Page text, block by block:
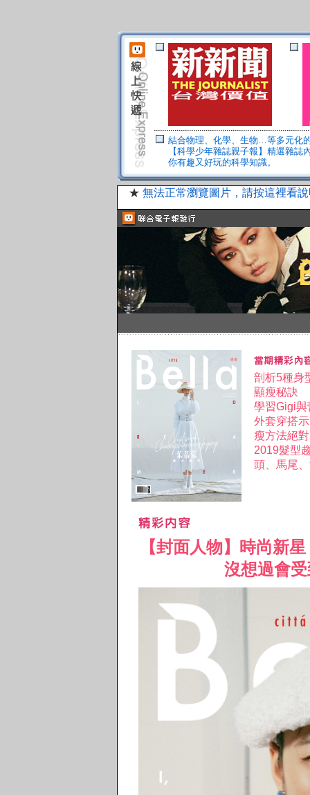
結合物理、化學、生物…等多元化
【科學少年雜誌親子報】精選雜誌
你有趣又好玩的科學知識。
★ 無法正常瀏覽圖片，請按這裡看
剖析5種身
顯瘦秘訣
學習Gigi與
外套穿搭
瘦方法絕
2019髮型
頭、馬尾
【封面人物】時尚新
沒想過會